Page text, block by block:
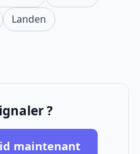
Landen
?
maintenant